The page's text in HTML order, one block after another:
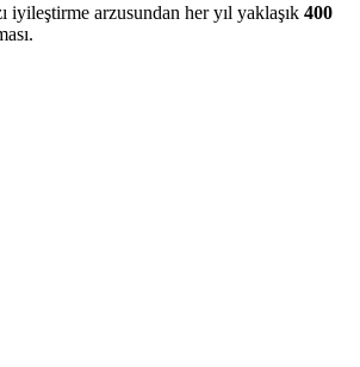
arzusundan her yıl yaklaşık 400